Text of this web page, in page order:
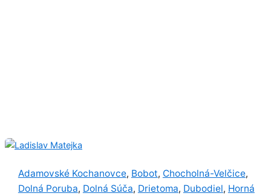
Adamovské Kochanovce, Bobot, Chocholná-Velčice,
Dolná Poruba, Dolná Súča, Drietoma, Dubodiel, Horná